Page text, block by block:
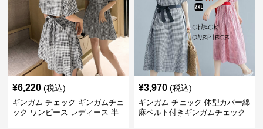
¥6,220 (税込)
ギンガム チェック ギンガムチェ
ック ワンピース レディース 半
¥3,970 (税込)
ギンガム チェック 体型カバー綿
麻ベルト付きギンガムチェック